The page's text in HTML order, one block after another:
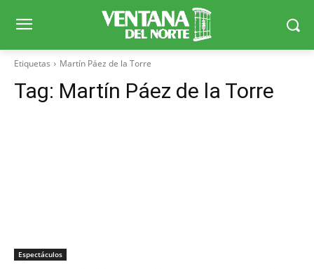
Etiquetas Martín Páez de la Torre
Tag: Martín Páez de la Torre
Espectáculos